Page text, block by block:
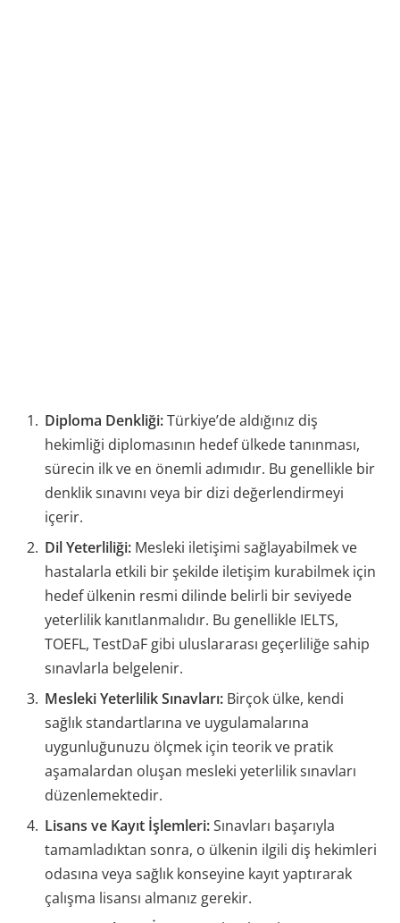
Diploma Denkliği:Türkiye’de aldığınız diş
hekimliği diplomasının hedef ülkede tanınması,
sürecin ilk ve en önemli adımıdır. Bu genellikle bir
denklik sınavını veya bir dizi değerlendirmeyi
içerir.
Dil Yeterliliği: Mesleki iletişimi sağlayabilmek ve
hastalarla etkili bir şekilde iletişim kurabilmek için
hedef ülkenin resmi dilinde belirli bir seviyede
yeterlilik kanıtlanmalıdır. Bu genellikle IELTS,
TOEFL, TestDaF gibi uluslararası geçerliliğe sahip
sınavlarla belgelenir.
Mesleki Yeterlilik Sınavları: Birçok ülke, kendi
sağlık standartlarına ve uygulamalarına
uygunluğunuzu ölçmek için teorik ve pratik
aşamalardan oluşan mesleki yeterlilik sınavları
düzenlemektedir.
Lisans ve Kayıt İşlemleri:Sınavları başarıyla
tamamladıktan sonra, o ülkenin ilgili diş hekimleri
odasına veya sağlık konseyine kayıt yaptırarak
çalışma lisansı almanız gerekir.